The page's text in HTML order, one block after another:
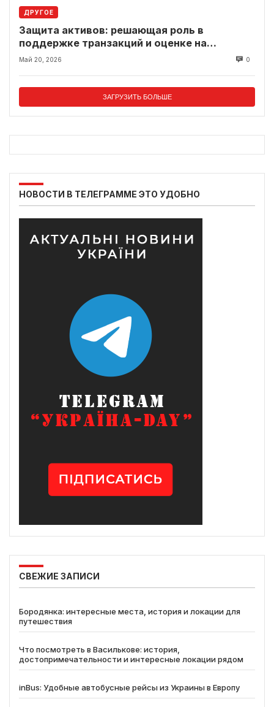
ДРУГОЕ
Защита активов: решающая роль в
поддержке транзакций и оценке на
современном рынке
Май 20, 2026 0
ЗАГРУЗИТЬ БОЛЬШЕ
НОВОСТИ В ТЕЛЕГРАММЕ ЭТО УДОБНО
СВЕЖИЕ ЗАПИСИ
Бородянка: интересные места, история и локации для
путешествия
Что посмотреть в Василькове: история,
достопримечательности и интересные локации рядом
inBus: Удобные автобусные рейсы из Украины в Европу